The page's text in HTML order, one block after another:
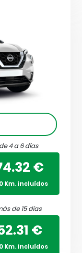
de 4 a 6 días
€
Km. incluídos
de 15 días
€
Km. incluídos